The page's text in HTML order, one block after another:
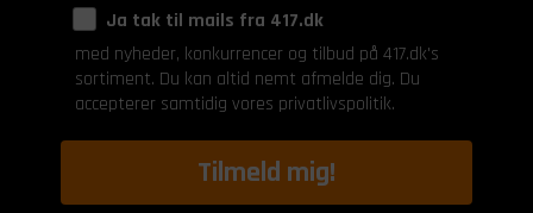
Ja tak til mails fra 417.dk
med nyheder, konkurrencer og tilbud på 417.dk's
sortiment. Du kan altid nemt afmelde dig. Du
accepterer samtidig vores privatlivspolitik.
Tilmeld mig!